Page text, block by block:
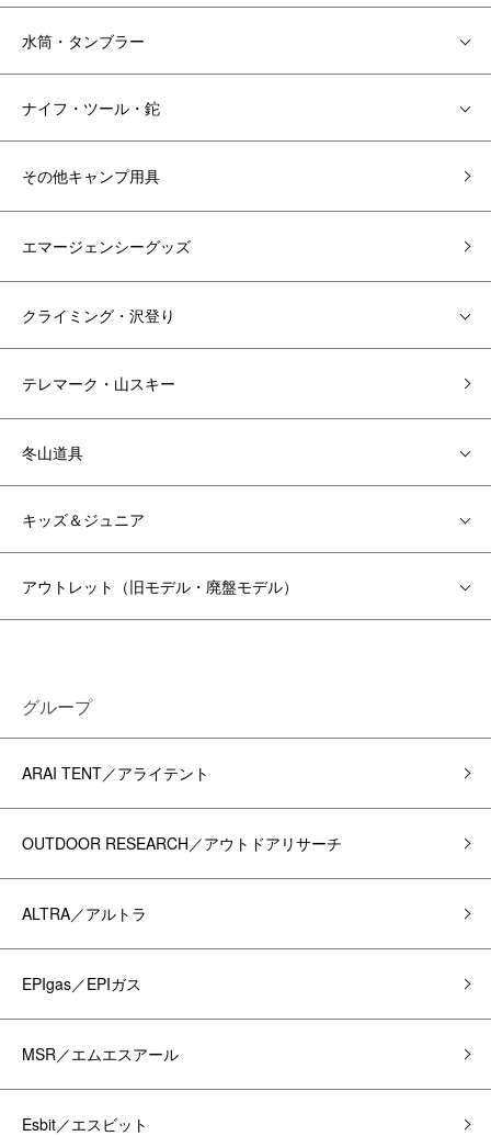
水筒・タンブラー
ナイフ・ツール・鉈
その他キャンプ用具
エマージェンシーグッズ
クライミング・沢登り
テレマーク・山スキー
冬山道具
キッズ＆ジュニア
アウトレット（旧モデル・廃盤モデル）
グループ
ARAI TENT／アライテント
OUTDOOR RESEARCH／アウトドアリサーチ
ALTRA／アルトラ
EPIgas／EPIガス
MSR／エムエスアール
Esbit／エスビット